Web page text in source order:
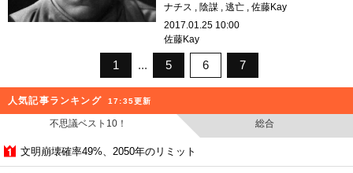
ナチス
陰謀 逃亡
佐藤Kay
2017.01.25 10:00
佐藤Kay
1 5 6 7
人気記事ランキング 17:35更新
不思議ベスト10！ 総合
文明崩壊確率49%、2050年のリミット